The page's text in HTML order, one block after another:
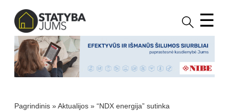
☰
Pagrindinis »Aktualijos » “NDX energija” sutinka